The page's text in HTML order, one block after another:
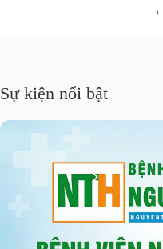
Sự kiện nổi bật